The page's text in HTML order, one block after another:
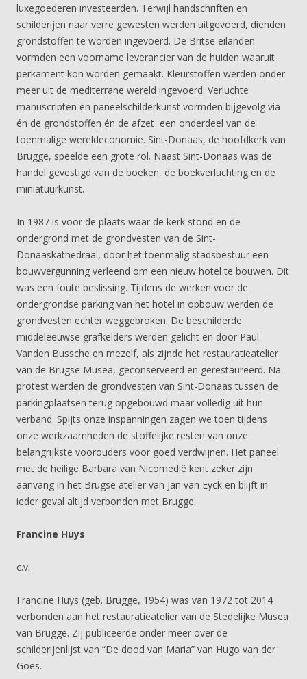
luxegoederen investeerden. Terwijl handschriften en
schilderijen naar verre gewesten werden uitgevoerd, dienden
grondstoffen te worden ingevoerd. De Britse eilanden
vormden een voorname leverancier van de huiden waaruit
perkament kon worden gemaakt. Kleurstoffen werden onder
meer uit de mediterrane wereld ingevoerd. Verluchte
manuscripten en paneelschilderkunst vormden bijgevolg via
én de grondstoffen én de afzet een onderdeel van de
toenmalige wereldeconomie. Sint-Donaas, de hoofdkerk van
Brugge, speelde een grote rol. Naast Sint-Donaas was de
handel gevestigd van de boeken, de boekverluchting en de
miniatuurkunst.
In 1987 is voor de plaats waar de kerk stond en de
ondergrond met de grondvesten van de Sint-
Donaaskathedraal, door het toenmalig stadsbestuur een
bouwvergunning verleend om een nieuw hotel te bouwen. Dit
was een foute beslissing. Tijdens de werken voor de
ondergrondse parking van het hotel in opbouw werden de
grondvesten echter weggebroken. De beschilderde
middeleeuwse grafkelders werden gelicht en door Paul
Vanden Bussche en mezelf, als zijnde het restauratieatelier
van de Brugse Musea, geconserveerd en gerestaureerd. Na
protest werden de grondvesten van Sint-Donaas tussen de
parkingplaatsen terug opgebouwd maar volledig uit hun
verband. Spijts onze inspanningen zagen we toen tijdens
onze werkzaamheden de stoffelijke resten van onze
belangrijkste voorouders voor goed verdwijnen. Het paneel
met de heilige Barbara van Nicomedië kent zeker zijn
aanvang in het Brugse atelier van Jan van Eyck en blijft in
ieder geval altijd verbonden met Brugge.
Francine Huys
c.v.
Francine Huys (geb. Brugge, 1954) was van 1972 tot 2014
verbonden aan het restauratieatelier van de Stedelijke Musea
van Brugge. Zij publiceerde onder meer over de
schilderijenlijst van “De dood van Maria” van Hugo van der
Goes.